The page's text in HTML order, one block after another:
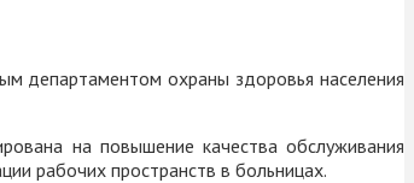
департаментом охраны здоровья населения
на повышение качества обслуживания
рабочих пространств в больницах.